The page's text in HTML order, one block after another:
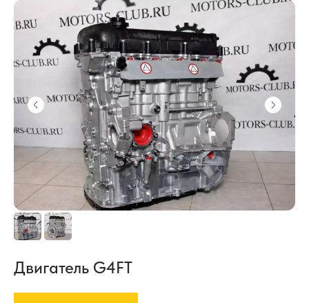
Двигатель G4FT